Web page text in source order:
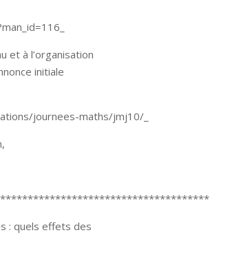
et à l’organisation
initiale
journees-maths/jmj10/_
: quels effets des